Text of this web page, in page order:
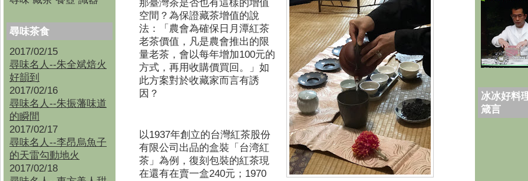
尋味茶食
2017/02/15
尋味名人--朱全斌焙火
好韻到
2017/02/16
尋味名人--朱振藩味道
的瞬間
2017/02/17
尋味名人--李昂烏魚子
的天雷勾動地火
2017/02/18
空間？為保證藏茶增值的說
法：「農會為確保日月潭紅茶
老茶價值，凡是農會推出的限
量老茶，會以每年增加100元的
方式，再用收購價買回。」如
此方案對於收藏家而言有誘
因？
以1937年創立的台灣紅茶股份
有限公司出品的盒裝「台湾紅
茶」為例，復刻包裝的紅茶現
在還有在賣一盒240元； 1970
冰冰好料
箴言